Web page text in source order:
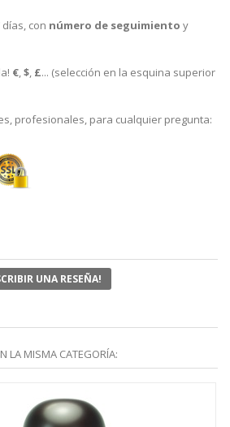
con número de seguimiento y
€,$, £... (selección en la esquina superior
profesionales, para cualquier pregunta:
UNA RESEÑA!
LA MISMA CATEGORÍA: